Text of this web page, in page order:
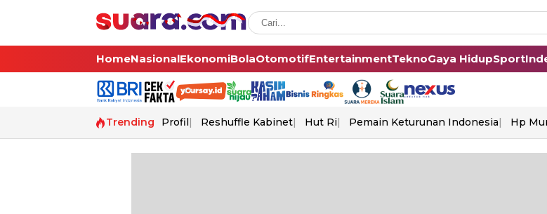
HomeNasionalEkonomiBolaOtomotifEntertainmentTeknoGaya HidupSport
Trending Profil Reshuffle Kabinet Hut Ri Pemain Keturunan Indonesia Hp